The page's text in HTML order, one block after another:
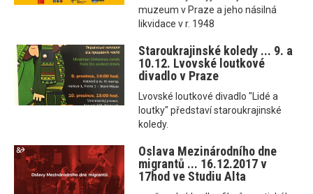
muzeum v Praze a jeho násilná
likvidace v r. 1948
Staroukrajinské koledy ... 9. a
10.12. Lvovské loutkové
divadlo v Praze
Lvovské loutkové divadlo "Lidé a
loutky" představí staroukrajinské
koledy.
Oslava Mezinárodního dne
migrantů ... 16.12.2017 v
17hod ve Studiu Alta